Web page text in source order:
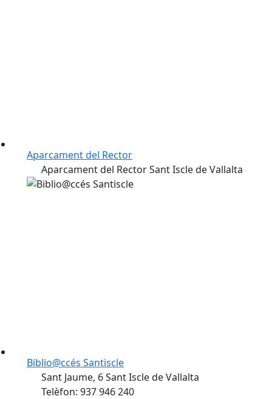
Aparcament del Rector
Aparcament del Rector Sant Iscle de Vallalta
Biblio@ccés Santiscle
Sant Jaume, 6 Sant Iscle de Vallalta
Telèfon: 937 946 240